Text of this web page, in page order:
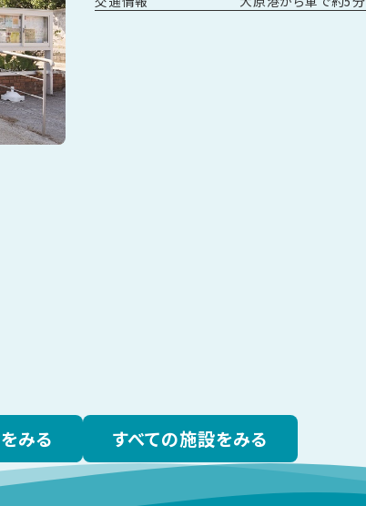
みる すべての施設をみる